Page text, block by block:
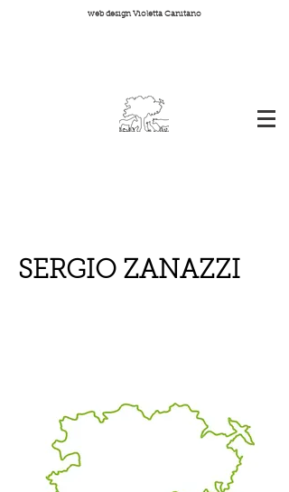
web design Violetta Canitano
SERGIO ZANAZZI